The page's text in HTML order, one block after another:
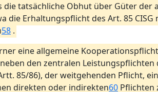
tatsächliche Obhut über Güter
Erhaltungspflicht des Art. 85
58 .
eine allgemeine
den zentralen
85/86), der weitgehenden Pflicht,
direkten oder indirekten60 Pflichten